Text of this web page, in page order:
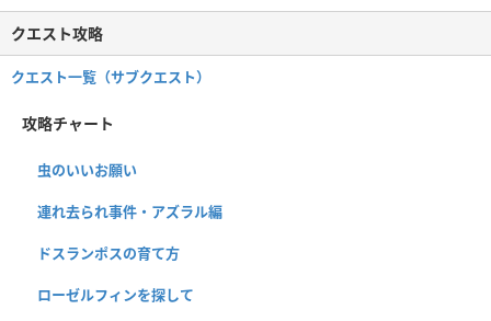
クエスト攻略
クエスト一覧（サブクエスト）
攻略チャート
虫のいいお願い
連れ去られ事件・アズラル編
ドスランポスの育て方
ローゼルフィンを探して